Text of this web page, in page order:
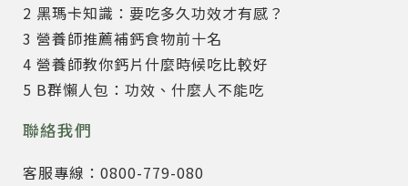
2 黑瑪卡知識：要吃多久功效才有感？
3 營養師推薦補鈣食物前十名
4 營養師教你鈣片什麼時候吃比較好
5 B群懶人包：功效、什麼人不能吃
聯絡我們
客服專線：0800-779-080